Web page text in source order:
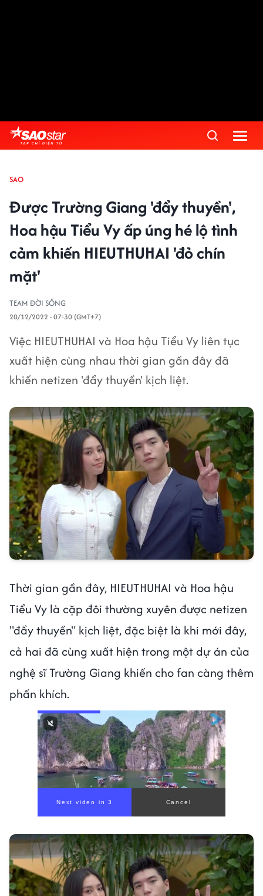
SAO
Được Trường Giang 'đẩy thuyền',
Hoa hậu Tiểu Vy ấp úng hé lộ tình
cảm khiến HIEUTHUHAI 'đỏ chín
mặt'
TEAM ĐỜI SỐNG
20/12/2022 - 07:30 (GMT+7)
Việc HIEUTHUHAI và Hoa hậu Tiểu Vy liên tục
xuất hiện cùng nhau thời gian gần đây đã
khiến netizen 'đẩy thuyền' kịch liệt.
Thời gian gần đây, HIEUTHUHAI và Hoa hậu
Tiểu Vy là cặp đôi thường xuyên được netizen
"đẩy thuyền" kịch liệt, đặc biệt là khi mới đây,
cả hai đã cùng xuất hiện trong một dự án của
nghệ sĩ Trường Giang khiến cho fan càng thêm
phấn khích.
Next video in 1 Cancel